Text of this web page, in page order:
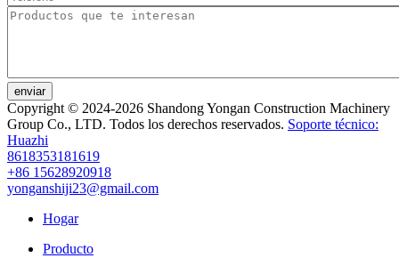
enviar
Copyright © 2024-2026 Shandong Yongan Construction Machinery
Group Co., LTD. Todos los derechos reservados. Soporte técnico:
Huazhi
8618353181619
+86 15628920918
yonganshiji23@gmail.com
Hogar
Producto